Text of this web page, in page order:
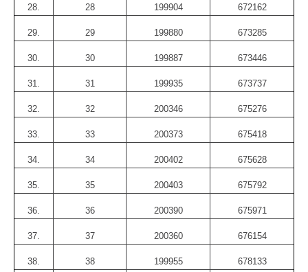
28. 28 199904 672162
29. 29 199880 673285
30. 30 199887 673446
31. 31 199935 673737
32. 32 200346 675276
33. 33 200373 675418
34. 34 200402 675628
35. 35 200403 675792
36. 36 200390 675971
37. 37 200360 676154
38. 38 199955 678133